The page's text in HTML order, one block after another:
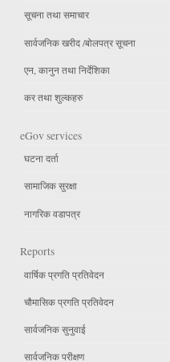
सूचना तथा समाचार
सार्वजनिक खरीद /बोलपत्र सूचना
एन, कानुन तथा निर्देशिका
कर तथा शुल्कहरु
eGov services
घटना दर्ता
सामाजिक सुरक्षा
नागरिक वडापत्र
Reports
वार्षिक प्रगति प्रतिवेदन
चौमासिक प्रगति प्रतिवेदन
सार्वजनिक सुनुवाई
सार्वजनिक परीक्षण